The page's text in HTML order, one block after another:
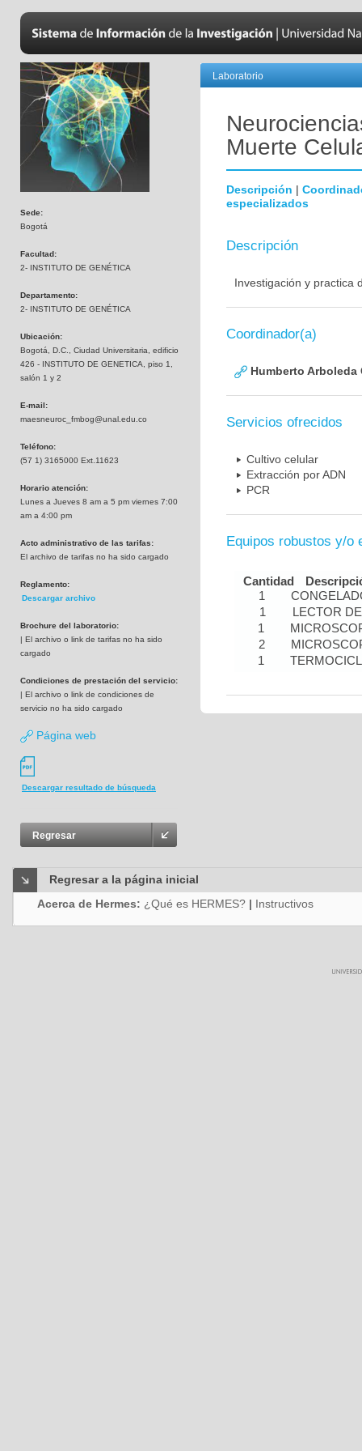
Sede:
Bogotá
Facultad:
2- INSTITUTO DE GENÉTICA
Departamento:
2- INSTITUTO DE GENÉTICA
Ubicación:
Bogotá, D.C., Ciudad Universitaria, edificio
426 - INSTITUTO DE GENETICA, piso 1,
salón 1 y 2
E-mail:
maesneuroc_fmbog@unal.edu.co
Teléfono:
(57 1) 3165000 Ext.11623
Horario atención:
Lunes a Jueves 8 am a 5 pm viernes 7:00
am a 4:00 pm
Acto administrativo de las tarifas:
El archivo de tarifas no ha sido cargado
Reglamento:
Descargar archivo
Brochure del laboratorio:
| El archivo o link de tarifas no ha sido
cargado
Condiciones de prestación del servicio:
| El archivo o link de condiciones de
servicio no ha sido cargado
Página web
Descargar resultado de búsqueda
Regresar
Laboratorio
Muerte
Descripción |
especializados
Descripción
Investigación y practica
Coordinador(a)
Humberto Arboleda
Servicios ofrecidos
Cultivo celular
Extracción por ADN
PCR
Equipos robustos y/o
Cantidad
1
1
LECTOR
1
2
1
Regresar a la página inicial
Acerca de Hermes: ¿Qué es HERMES? | Instructivos